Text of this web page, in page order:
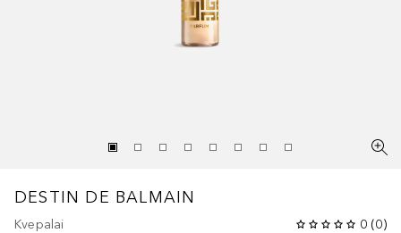
DESTIN DE BALMAIN
Kvepalai 0 (0)